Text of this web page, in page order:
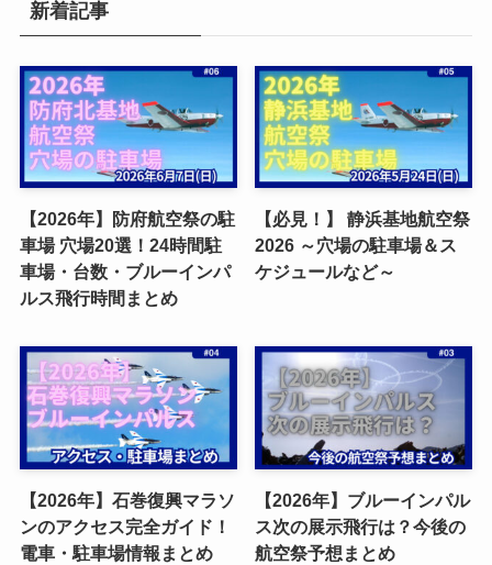
新着記事
【2026年】防府航空祭の駐
車場 穴場20選！24時間駐
車場・台数・ブルーインパ
ルス飛行時間まとめ
【必見！】 静浜基地航空祭
2026 ～穴場の駐車場＆ス
ケジュールなど～
【2026年】石巻復興マラソ
ンのアクセス完全ガイド！
電車・駐車場情報まとめ
【2026年】ブルーインパル
ス次の展示飛行は？今後の
航空祭予想まとめ